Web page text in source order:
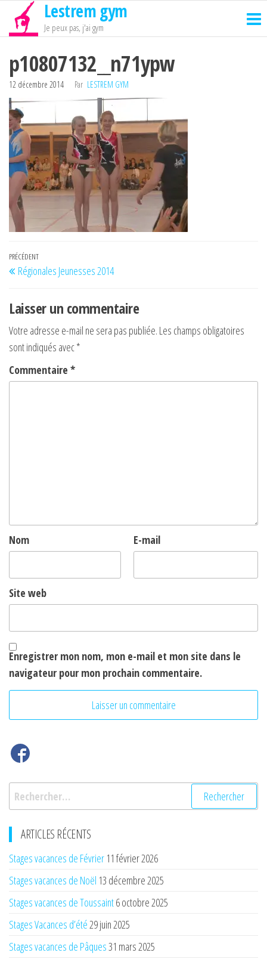
Passer
contenu
Lestrem gym
Je peux pas, j'ai gym
p10807132__n71ypw
12 décembre 2014 Par LESTREM GYM
Navigation
de
l’article
Article
précédent
PRÉCÉDENT
Régionales Jeunesses 2014
Laisser un commentaire
Votre adresse e-mail ne sera pas publiée. Les champs obligatoires
sont indiqués avec*
Commentaire *
Nom E-mail
Site web
Enregistrer mon nom, mon e-mail et mon site dans le
navigateur pour mon prochain commentaire.
Rechercher :
ARTICLES RÉCENTS
Stages vacances de Février 11 février 2026
Stages vacances de Noël 13 décembre 2025
Stages vacances de Toussaint6 octobre 2025
Stages Vacances d’été29 juin 2025
Stages vacances de Pâques31 mars 2025